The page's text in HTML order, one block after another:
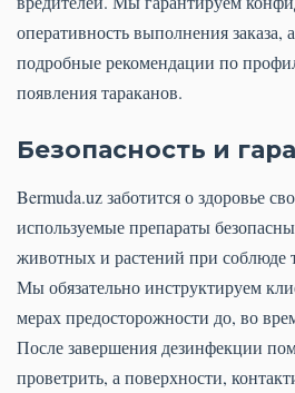
оперативность выполнения заказа,
подробные рекомендации по
появления тараканов.
Безопасность и
Bermuda.uz заботится о здоровье
используемые препараты
животных и растений при соблюде
Мы обязательно инструктируем
мерах предосторожности до, во
После завершения дезинфекции
проветрить, а поверхности,